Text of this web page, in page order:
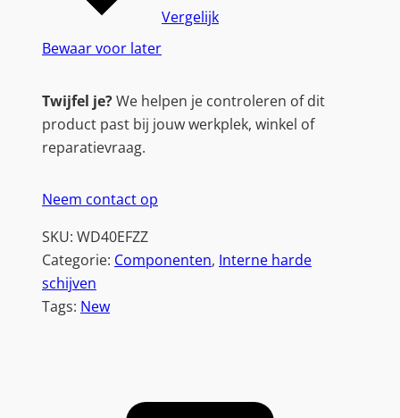
Bewaar voor later
Vergelijk
Twijfel je?We helpen je controleren of dit
product past bij jouw werkplek, winkel of
reparatievraag.
Neem contact op
SKU: WD40EFZZ
Categorie: Componenten, Interne harde
schijven
Tags: New